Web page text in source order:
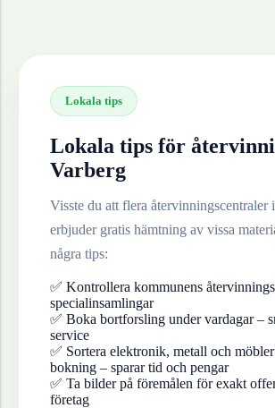
Lokala tips
Lokala tips för
Varberg
Visste du att flera återvinningscentraler i
erbjuder gratis hämtning av vissa
några tips:
✅ Kontrollera kommunens
specialinsamlingar
✅ Boka bortforsling under vardagar –
service
✅ Sortera elektronik, metall och
bokning – sparar tid och pengar
✅ Ta bilder på föremålen för exakt
företag